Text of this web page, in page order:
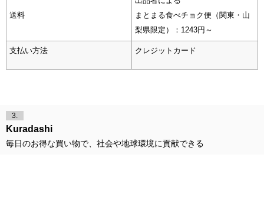
送料
まとまる食べチョク便（関東・山
梨県限定）：1243円～
支払い方法 クレジットカード
3.
Kuradashi
毎日のお得な買い物で、社会や地球環境に貢献できる